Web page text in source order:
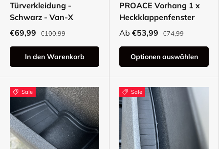
Türverkleidung -
Schwarz - Van-X
€69,99
€100,99
In den Warenkorb
PROACE Vorhang 1 x
Heckklappenfenster
Ab €53,99 €74,99
Optionen auswählen
Sale Sale